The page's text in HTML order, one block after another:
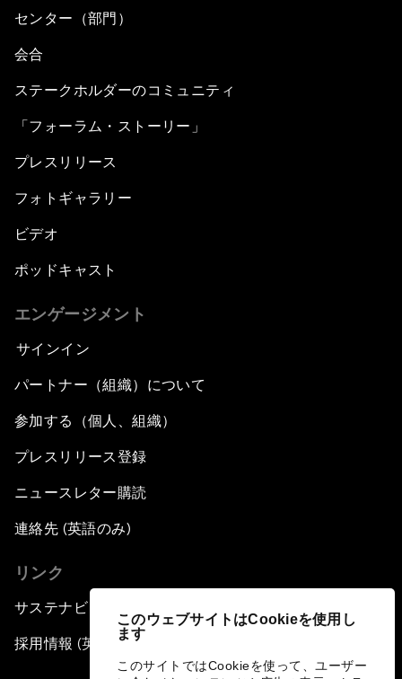
このウェブサイトはCookieを使用し
ます
このサイトではCookieを使って、ユーザー
センター（部門）
会合
ステークホルダーのコミュニティ
「フォーラム・ストーリー」
プレスリリース
フォトギャラリー
ビデオ
ポッドキャスト
エンゲージメント
サインイン
パートナー（組織）について
参加する（個人、組織）
プレスリリース登録
ニュースレター購読
連絡先 (英語のみ)
リンク
サステナビリティへの取り組み
採用情報 (英語のみ)